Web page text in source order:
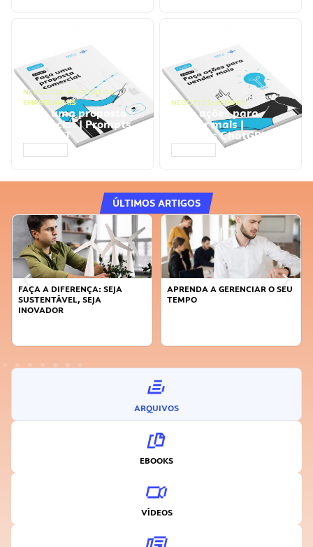
NEGÓCIOS, PROCESSOS
EMPRESARIAIS
Faça uma proposta
comercial | Prompts
ChatGPT
NEGÓCIOS, VENDAS
Faça ações para
vender mais |
Prompts ChatGPT
ÚLTIMOS ARTIGOS
FAÇA A DIFERENÇA: SEJA
SUSTENTÁVEL, SEJA
INOVADOR
APRENDA A GERENCIAR O SEU
TEMPO
ARQUIVOS
EBOOKS
VÍDEOS